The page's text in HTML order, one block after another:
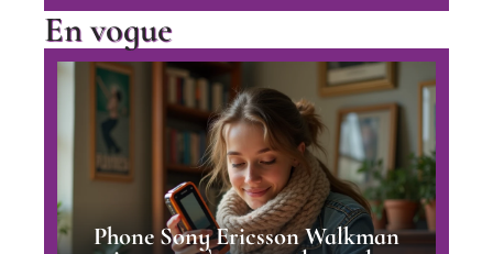
En vogue
Phone Sony Ericsson Walkman